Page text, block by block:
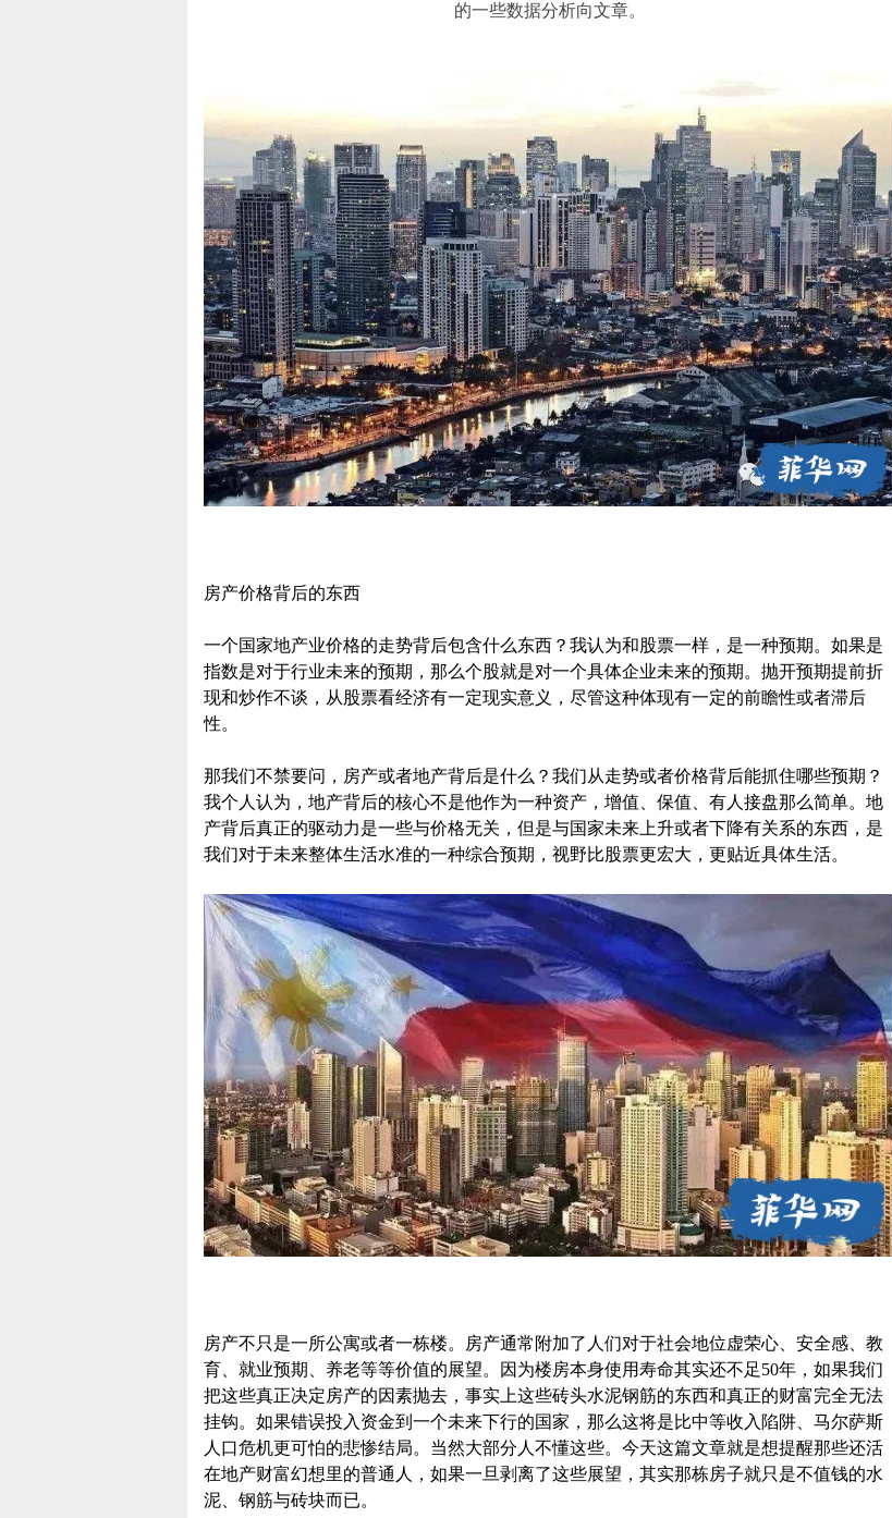
的一些数据分析向文章。
房产价格背后的东西
一个国家地产业价格的走势背后包含什么东西？我认为和股票一样，是一种预期。如果是
指数是对于行业未来的预期，那么个股就是对一个具体企业未来的预期。抛开预期提前折
现和炒作不谈，从股票看经济有一定现实意义，尽管这种体现有一定的前瞻性或者滞后
性。
那我们不禁要问，房产或者地产背后是什么？我们从走势或者价格背后能抓住哪些预期？
我个人认为，地产背后的核心不是他作为一种资产，增值、保值、有人接盘那么简单。地
产背后真正的驱动力是一些与价格无关，但是与国家未来上升或者下降有关系的东西，是
我们对于未来整体生活水准的一种综合预期，视野比股票更宏大，更贴近具体生活。
房产不只是一所公寓或者一栋楼。房产通常附加了人们对于社会地位虚荣心、安全感、教
育、就业预期、养老等等价值的展望。因为楼房本身使用寿命其实还不足50年，如果我们
把这些真正决定房产的因素抛去，事实上这些砖头水泥钢筋的东西和真正的财富完全无法
挂钩。如果错误投入资金到一个未来下行的国家，那么这将是比中等收入陷阱、马尔萨斯
人口危机更可怕的悲惨结局。当然大部分人不懂这些。今天这篇文章就是想提醒那些还活
在地产财富幻想里的普通人，如果一旦剥离了这些展望，其实那栋房子就只是不值钱的水
泥、钢筋与砖块而已。